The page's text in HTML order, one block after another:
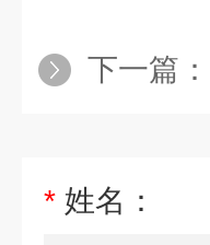
下一篇：
* 姓名：